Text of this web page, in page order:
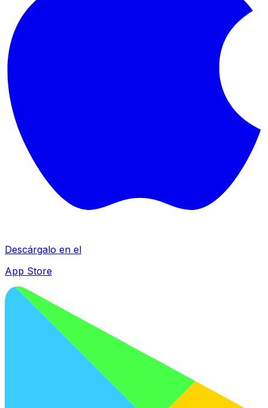
Descárgalo en el
App Store